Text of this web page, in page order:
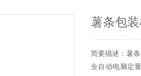
薯条包
简要描述：薯
全自动电脑定